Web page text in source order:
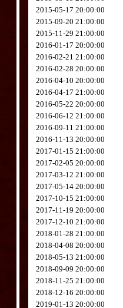
2015-05-17 20:00:00
2015-09-20 21:00:00
2015-11-29 21:00:00
2016-01-17 20:00:00
2016-02-21 21:00:00
2016-02-28 20:00:00
2016-04-10 20:00:00
2016-04-17 21:00:00
2016-05-22 20:00:00
2016-06-12 21:00:00
2016-09-11 21:00:00
2016-11-13 20:00:00
2017-01-15 21:00:00
2017-02-05 20:00:00
2017-03-12 21:00:00
2017-05-14 20:00:00
2017-10-15 21:00:00
2017-11-19 20:00:00
2017-12-10 21:00:00
2018-01-28 21:00:00
2018-04-08 20:00:00
2018-05-13 21:00:00
2018-09-09 20:00:00
2018-11-25 21:00:00
2018-12-16 20:00:00
2019-01-13 20:00:00